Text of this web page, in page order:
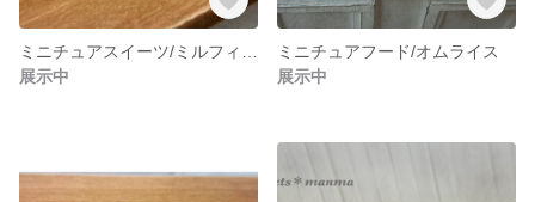
展示中
ミニチュアフード/オムライス
展示中